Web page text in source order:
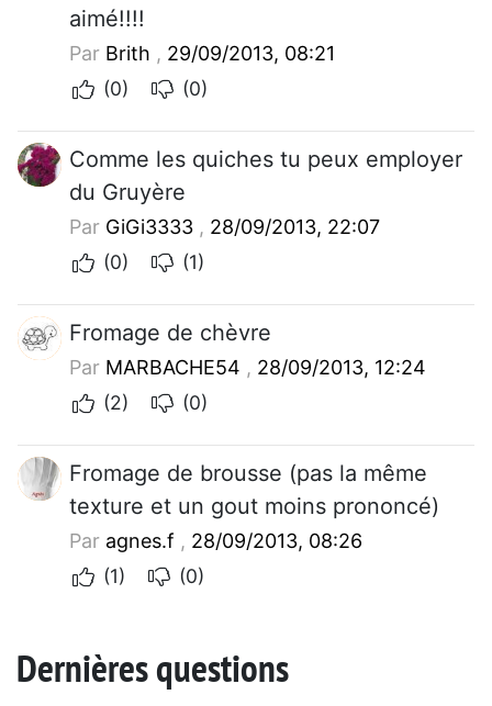
aimé!!!!
Par Brith , 29/09/2013, 08:21
(0)
(0)
Comme les quiches tu peux employer
du Gruyère
Par GiGi3333 , 28/09/2013, 22:07
(0)
(1)
Fromage de chèvre
Par MARBACHE54 , 28/09/2013, 12:24
(2)
(0)
Fromage de brousse (pas la même
texture et un gout moins prononcé)
Par agnes.f , 28/09/2013, 08:26
(1)
(0)
Dernières questions